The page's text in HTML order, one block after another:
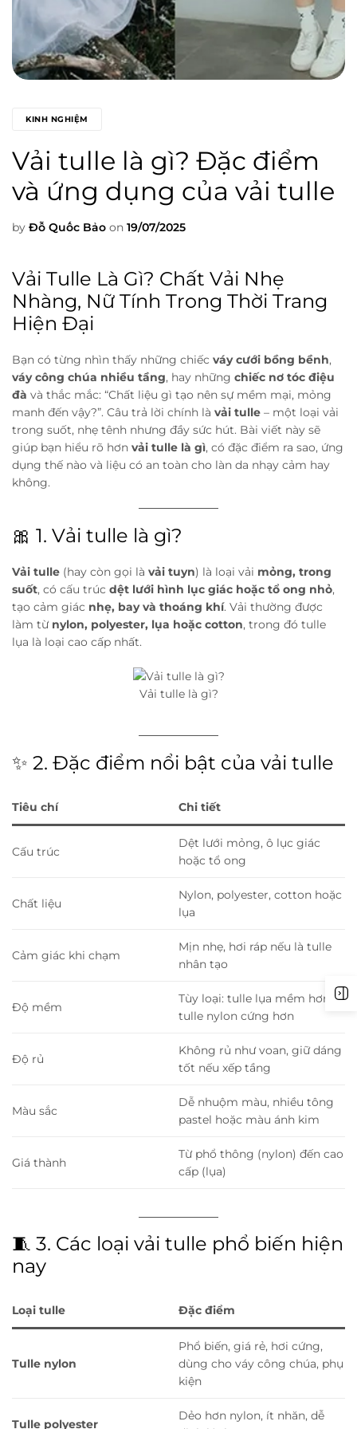
KINH NGHIỆM
Vải tulle là gì? Đặc điểm
và ứng dụng của vải tulle
by Đỗ Quốc Bảo on 19/07/2025
Vải Tulle Là Gì? Chất Vải Nhẹ
Nhàng, Nữ Tính Trong Thời Trang
Hiện Đại
Bạn có từng nhìn thấy những chiếc váy cưới bồng bềnh,
váy công chúa nhiều tầng, hay những chiếc nơ tóc điệu
đà và thắc mắc: “Chất liệu gì tạo nên sự mềm mại, mỏng
manh đến vậy?”. Câu trả lời chính là vải tulle – một loại vải
trong suốt, nhẹ tênh nhưng đầy sức hút. Bài viết này sẽ
giúp bạn hiểu rõ hơn vải tulle là gì, có đặc điểm ra sao, ứng
dụng thế nào và liệu có an toàn cho làn da nhạy cảm hay
không.
🎀 1. Vải tulle là gì?
Vải tulle (hay còn gọi là vải tuyn) là loại vải mỏng, trong
suốt, có cấu trúc dệt lưới hình lục giác hoặc tổ ong nhỏ,
tạo cảm giác nhẹ, bay và thoáng khí. Vải thường được
làm từ nylon, polyester, lụa hoặc cotton, trong đó tulle
lụa là loại cao cấp nhất.
Vải tulle là gì?
✨ 2. Đặc điểm nổi bật của vải tulle
Tiêu chí Chi tiết
Cấu trúc
Dệt lưới mỏng, ô lục giác
hoặc tổ ong
Chất liệu
Nylon, polyester, cotton hoặc
lụa
Cảm giác khi chạm
Mịn nhẹ, hơi ráp nếu là tulle
nhân tạo
Độ mềm
Tùy loại: tulle lụa mềm hơn,
tulle nylon cứng hơn
Độ rủ
Không rủ như voan, giữ dáng
tốt nếu xếp tầng
Màu sắc
Dễ nhuộm màu, nhiều tông
pastel hoặc màu ánh kim
Giá thành
Từ phổ thông (nylon) đến cao
cấp (lụa)
🧵 3. Các loại vải tulle phổ biến hiện
nay
Loại tulle Đặc điểm
Tulle nylon
Phổ biến, giá rẻ, hơi cứng,
dùng cho váy công chúa, phụ
kiện
Tulle polyester
Dẻo hơn nylon, ít nhăn, dễ